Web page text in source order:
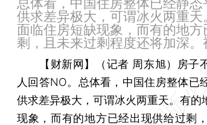
供求差异极大，可谓冰火两重
面临住房短缺现象，而有的地
剩，且未来过剩程度还将加深。
【财新网】（记者 周东旭）
房子
人回答NO。总体看，中国住房整体已
供求差异极大，可谓冰火两重天。有的
现象，而有的地方已经出现供给过剩